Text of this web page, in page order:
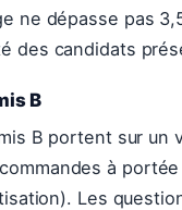
ne dépasse pas
des candidats
B
B portent sur un
à
Les